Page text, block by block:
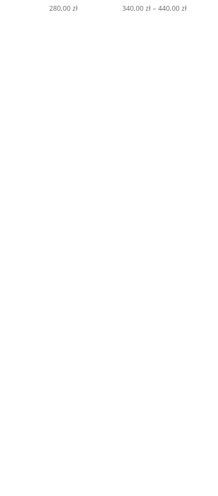
280,00zł
340,00 zł– 440,00 zł